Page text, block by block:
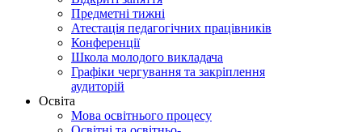
Предметні тижні
Атестація педагогічних працівників
Конференції
Школа молодого викладача
Графіки чергування та закріплення
аудиторій
Освіта
Мова освітнього процесу